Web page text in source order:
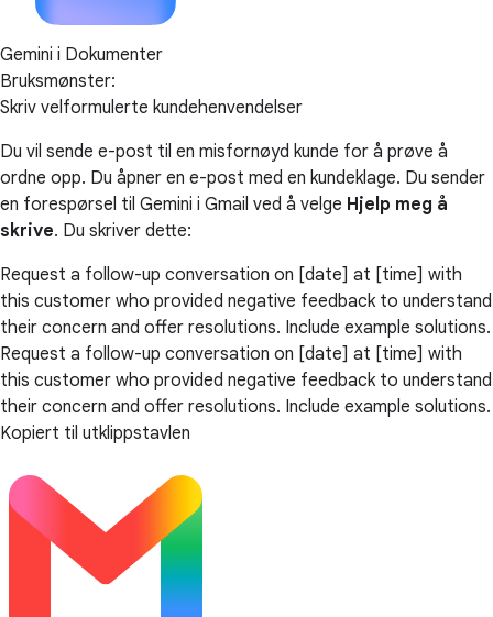
Gemini i Dokumenter
Bruksmønster:
Skriv velformulerte kundehenvendelser
Du vil sende e-post til en misfornøyd kunde for å prøve å
ordne opp. Du åpner en e-post med en kundeklage. Du sender
en forespørsel til Gemini i Gmail ved å velge Hjelp meg å
skrive. Du skriver dette:
Request a follow-up conversation on [date] at [time] with
this customer who provided negative feedback to understand
their concern and offer resolutions. Include example solutions.
Request a follow-up conversation on [date] at [time] with
this customer who provided negative feedback to understand
their concern and offer resolutions. Include example solutions.
Kopiert til utklippstavlen